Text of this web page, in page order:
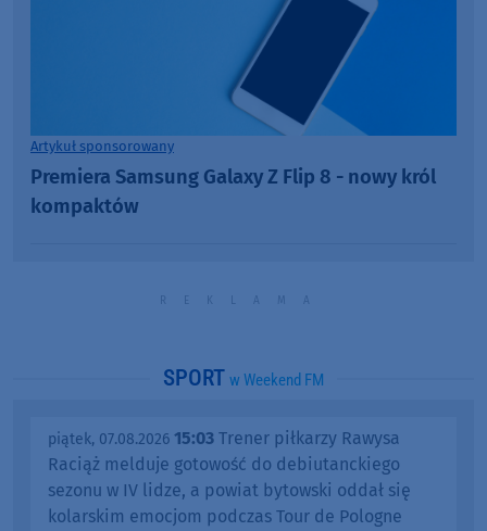
Artykuł sponsorowany
Premiera Samsung Galaxy Z Flip 8 - nowy król
kompaktów
SPORT w Weekend FM
piątek, 07.08.2026 15:03 Trener piłkarzy Rawysa
Raciąż melduje gotowość do debiutanckiego
sezonu w IV lidze, a powiat bytowski oddał się
kolarskim emocjom podczas Tour de Pologne